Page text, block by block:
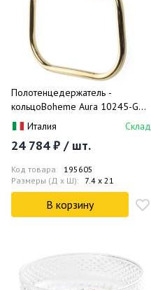
Полотенцедержатель -
кольцоBoheme Aura 10245-G
(золотой)
Италия Склад
24 784 ₽ / шт.
Код товара: 195605
Размеры (Д x Ш): 7.4 x 21
В корзину